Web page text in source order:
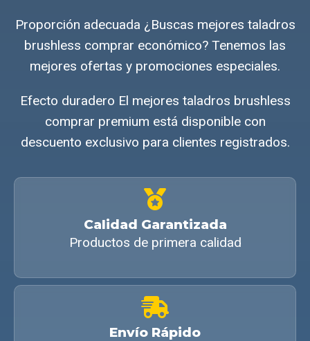
Proporción adecuada ¿Buscas mejores taladros
brushless comprar económico? Tenemos las
mejores ofertas y promociones especiales.
Efecto duradero El mejores taladros brushless
comprar premium está disponible con
descuento exclusivo para clientes registrados.
Calidad Garantizada
Productos de primera calidad
Envío Rápido